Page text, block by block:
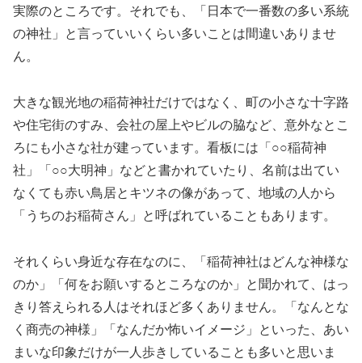
実際のところです。それでも、「日本で一番数の多い系統
の神社」と言っていいくらい多いことは間違いありませ
ん。
大きな観光地の稲荷神社だけではなく、町の小さな十字路
や住宅街のすみ、会社の屋上やビルの脇など、意外なとこ
ろにも小さな社が建っています。看板には「○○稲荷神
社」「○○大明神」などと書かれていたり、名前は出てい
なくても赤い鳥居とキツネの像があって、地域の人から
「うちのお稲荷さん」と呼ばれていることもあります。
それくらい身近な存在なのに、「稲荷神社はどんな神様な
のか」「何をお願いするところなのか」と聞かれて、はっ
きり答えられる人はそれほど多くありません。「なんとな
く商売の神様」「なんだか怖いイメージ」といった、あい
まいな印象だけが一人歩きしていることも多いと思いま